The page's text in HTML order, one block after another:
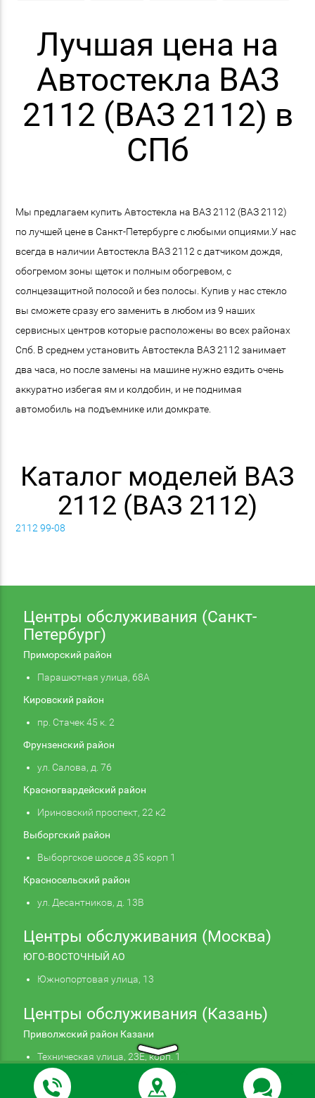
Лучшая цена на
Автостекла ВАЗ
2112 (ВАЗ 2112) в
СПб
Мы предлагаем купить Автостекла на ВАЗ 2112 (ВАЗ 2112)
по лучшей цене в Санкт-Петербурге с любыми опциями.У нас
всегда в наличии Автостекла ВАЗ 2112 с датчиком дождя,
обогремом зоны щеток и полным обогревом, с
солнцезащитной полосой и без полосы. Купив у нас стекло
вы сможете сразу его заменить в любом из 9 наших
сервисных центров которые расположены во всех районах
Спб. В среднем установить Автостекла ВАЗ 2112 занимает
два часа, но после замены на машине нужно ездить очень
аккуратно избегая ям и колдобин, и не поднимая
автомобиль на подъемнике или домкрате.
Каталог моделей ВАЗ
2112 (ВАЗ 2112)
2112 99-08
Центры обслуживания (Санкт-
Петербург)
Приморский район
Парашютная улица, 68А
Кировский район
пр. Стачек 45 к. 2
Фрунзенский район
ул. Салова, д. 76
Красногвардейский район
Ириновский проспект, 22 к2
Выборгский район
Выборгское шоссе д 35 корп 1
Красносельский район
ул. Десантников, д. 13В
Центры обслуживания (Москва)
ЮГО-ВОСТОЧНЫЙ АО
Южнопортовая улица, 13
Центры обслуживания (Казань)
Приволжский район Казани
Техническая улица, 23Е, корп. 1
Подтверждаю
Продолжая использовать наш сайт, вы даете
согласие на обработку файлов cookie,